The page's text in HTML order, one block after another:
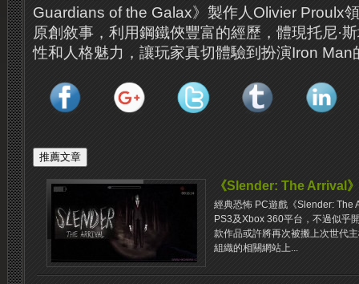
Guardians of the Galax》製作人Olivier Proulx
原創敘事，利用鋼鐵俠豐富的經歷，體現托尼·
性和人格魅力，讓玩家真切體驗到扮演Iron Man
《Slender: The Arrival
經典恐怖 PC遊戲《Slender: The
PS3及Xbox 360平台，不過似乎
款作品或許將再次被搬上次世代
組織的相關網站上...